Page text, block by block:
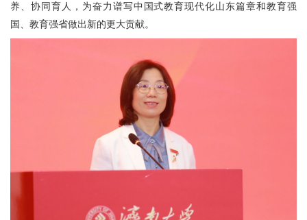
养、协同育人，为奋力谱写中国式教育现代化山东篇章和教育强
国、教育强省做出新的更大贡献。